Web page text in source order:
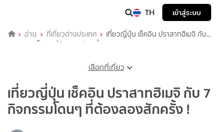
TH เข้าสู่ระบบ
อ่าน ที่เที่ยวต่างประเทศ
เที่ยวญี่ปุ่น เช็คอิน ปราสาทฮิเมจิ กับ
7 กิจกรรมโดนๆ ที่ต้องลองสักครั้ง !
เลือกที่เที่ยว
เที่ยวญี่ปุ่น เช็คอิน ปราสาทฮิเมจิ กับ 7
กิจกรรมโดนๆ ที่ต้องลองสักครั้ง !